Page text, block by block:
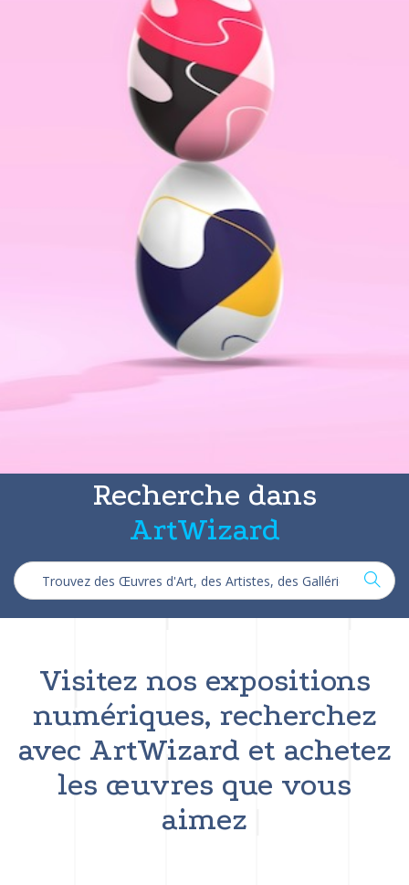
Recherche dans
ArtWizard
Visitez nos expositions
numériques, recherchez
avec ArtWizard et achetez
les œuvres que vous
aimez